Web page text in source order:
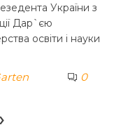
України з
Дар`єю
освіти і науки
0